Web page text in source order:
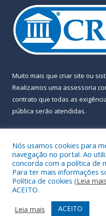
Muito mais que criar site ou
Realizamos uma assessoria
contrato que todas as
pública serão atendidas.
Todos os direitos reservados
Mapa do Site
Acessar Área
Nós usamos cookies para
navegação no portal. Ao
concorda com a política de
Para ter mais informações
Política de cookies (Leia mais
ACEITO.
Leia mais
ACEITO